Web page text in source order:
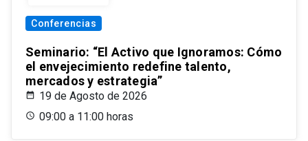
Conferencias
Seminario: “El Activo que Ignoramos: Cómo
el envejecimiento redefine talento,
mercados y estrategia”
19 de Agosto de 2026
09:00 a 11:00 horas